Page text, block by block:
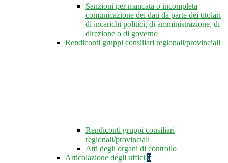
Sanzioni per mancata o incompleta
comunicazione dei dati da parte dei titolari
di incarichi politici, di amministrazione, di
direzione o di governo
Rendiconti gruppi consiliari regionali/provinciali
Rendiconti gruppi consiliari
regionali/provinciali
Atti degli organi di controllo
Articolazione degli uffici 6